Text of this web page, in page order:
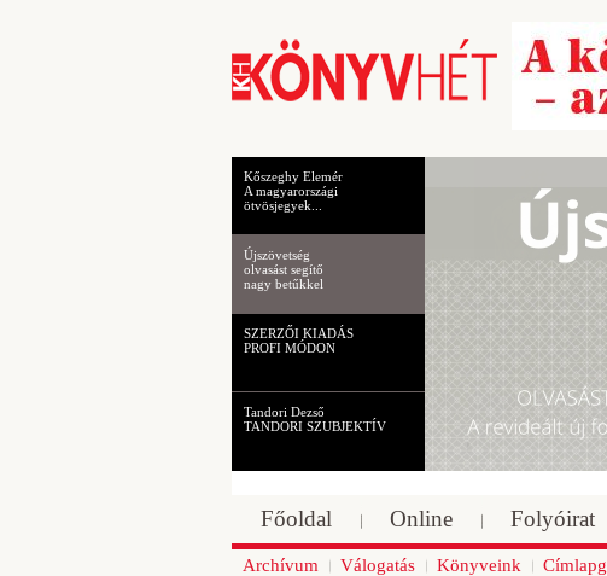
Kőszeghy Elemér
A magyarországi
ötvösjegyek...
Újszövetség
olvasást segítő
nagy betűkkel
SZERZŐI KIADÁS
PROFI MÓDON
Tandori Dezső
TANDORI SZUBJEKTÍV
Főoldal Online Folyóirat
Archívum Válogatás Könyveink